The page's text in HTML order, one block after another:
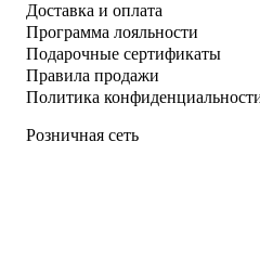
Доставка и оплата
Программа лояльности
Подарочные сертификаты
Правила продажи
Политика
Розничная сеть